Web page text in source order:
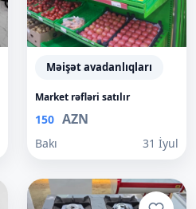
Məişət avadanlıqları
Market rəfləri satılır
150 AZN
Bakı 31 İyul